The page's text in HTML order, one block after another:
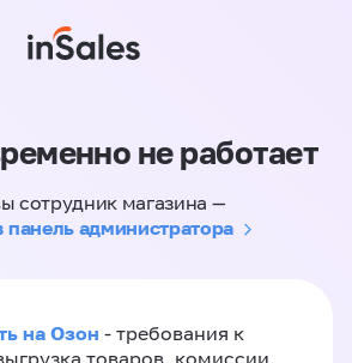
не работает
сотрудник магазина —
панель администратора
на Озон - требования к
товаров, комиссии,